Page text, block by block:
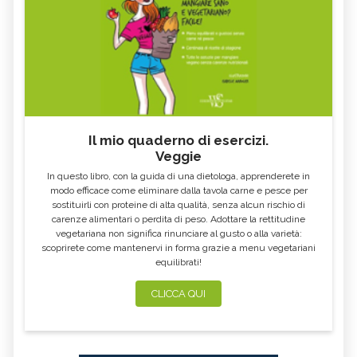
OLIO ESSENZIALE DI CURCUMA OLIO ESSENZIALE DI AGLIO
OLIO ESSENZIALE DI MONARDA
OLIO ESSENZIALE DI AJOWAN
OLIO ESSENZIALE DI
CARDAMOMO
OLIO ESSENZIALE DI MANDARINO
OLIO ESSENZIALE DI LINALOE OLIO ESSENZIALE DI LIMETTA
OLIO ESSENZIALE DI VERBENA
OFFICINALIS
OLIO ESSENZIALE DI CIPOLLA OLIO ESSENZIALE DI POMPELMO
OLIO ESSENZIALE DI ISSOPO
Il mio quaderno di esercizi.
Veggie
In questo libro, con la guida di una dietologa, apprenderete in
modo efficace come eliminare dalla tavola carne e pesce per
sostituirli con proteine di alta qualità, senza alcun rischio di
carenze alimentari o perdita di peso. Adottare la rettitudine
vegetariana non significa rinunciare al gusto o alla varietà:
scoprirete come mantenervi in forma grazie a menu vegetariani
equilibrati!
CLICCA QUI